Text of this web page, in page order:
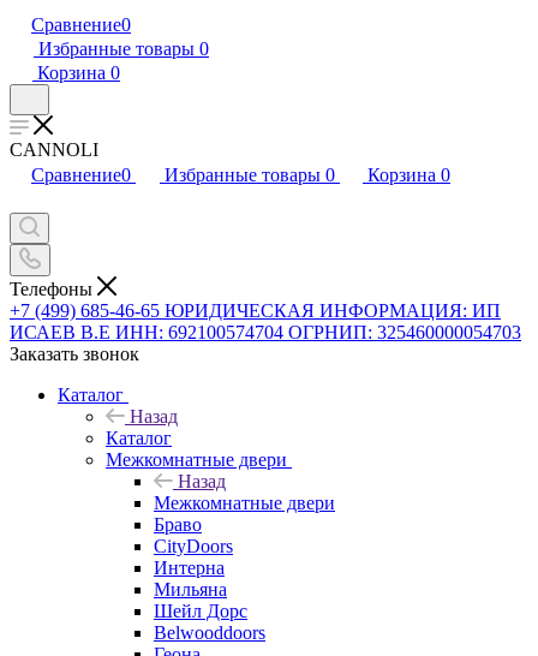
Сравнение0
Избранные товары 0
Корзина 0
CANNOLI
Сравнение0 Избранные товары 0 Корзина 0
Телефоны
+7 (499) 685-46-65 ЮРИДИЧЕСКАЯ ИНФОРМАЦИЯ: ИП
ИСАЕВ В.Е ИНН: 692100574704 ОГРНИП: 325460000054703
Заказать звонок
Каталог
Назад
Каталог
Межкомнатные двери
Назад
Межкомнатные двери
Браво
CityDoors
Интерна
Мильяна
Шейл Дорс
Belwooddoors